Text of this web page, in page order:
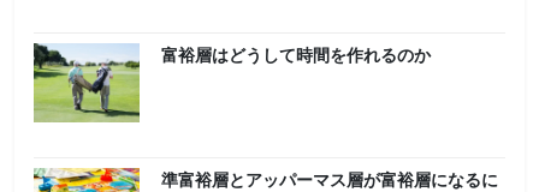
富裕層はどうして時間を作れるのか
準富裕層とアッパーマス層が富裕層になるに